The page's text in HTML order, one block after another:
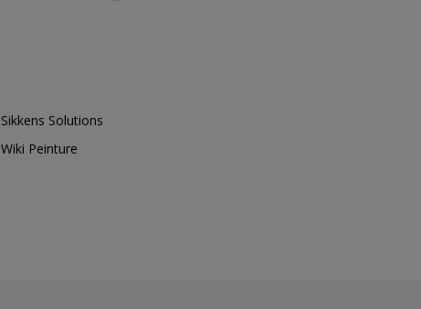
Sikkens Solutions
Wiki Peinture